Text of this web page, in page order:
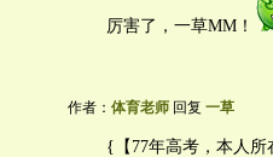
厉害了，一草MM！
作者： 体育老师 回复 一草
{【77年高考，本人所